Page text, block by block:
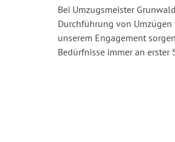
Bei Umzugsmeister
Durchführung von Umzügen
unserem Engagement
Bedürfnisse immer an erster